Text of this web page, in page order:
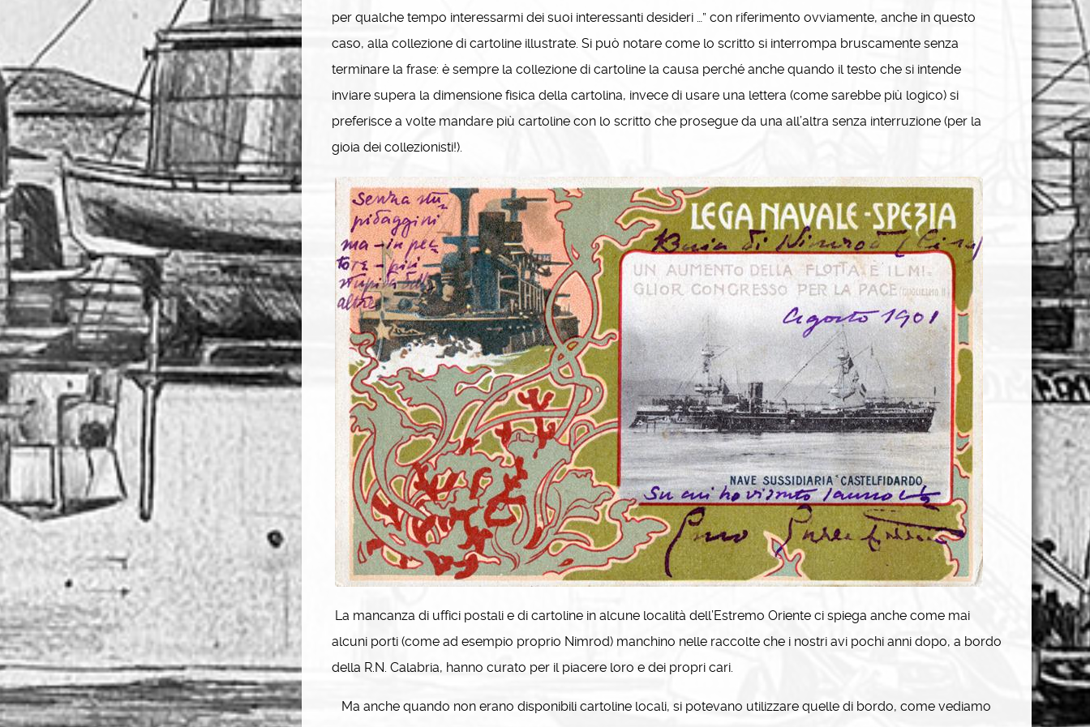
per qualche tempo interessarmi dei suoi interessanti desideri …” con riferimento ovviamente, anche in questo
caso, alla collezione di cartoline illustrate. Si può notare come lo scritto si interrompa bruscamente senza
terminare la frase: è sempre la collezione di cartoline la causa perché anche quando il testo che si intende
inviare supera la dimensione fisica della cartolina, invece di usare una lettera (come sarebbe più logico) si
preferisce a volte mandare più cartoline con lo scritto che prosegue da una all’altra senza interruzione (per la
gioia dei collezionisti!).
La mancanza di uffici postali e di cartoline in alcune località dell’Estremo Oriente ci spiega anche come mai
alcuni porti (come ad esempio proprio Nimrod) manchino nelle raccolte che i nostri avi pochi anni dopo, a bordo
della R.N. Calabria, hanno curato per il piacere loro e dei propri cari.
Ma anche quando non erano disponibili cartoline locali, si potevano utilizzare quelle di bordo, come vediamo